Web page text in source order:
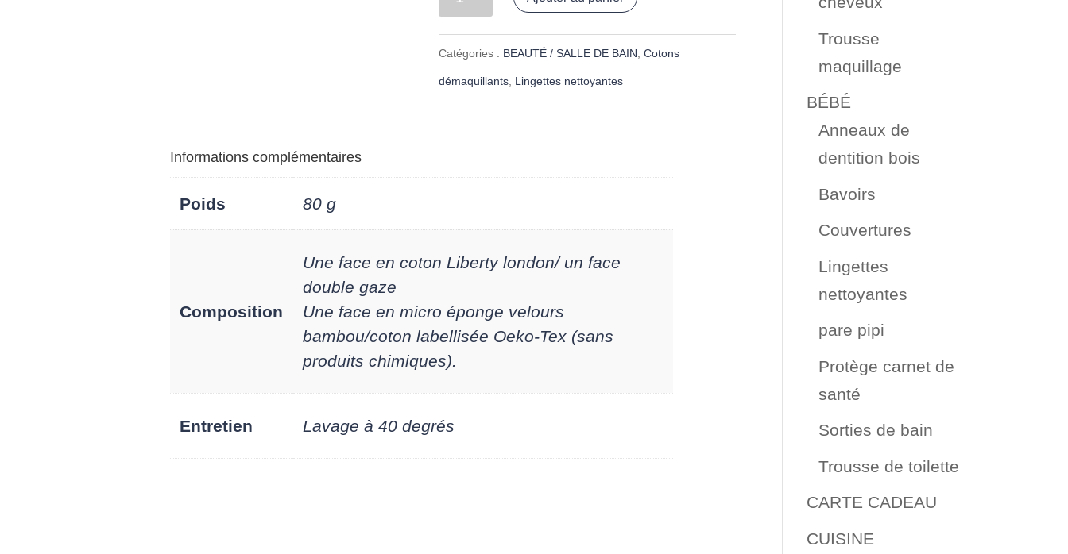
de
Lot
de
Catégories : BEAUTÉ / SALLE DE BAIN Cotons
démaquillants, Lingettes nettoyantes
Informations complémentaires
Poids 80 g
Composition
Une face en coton Liberty london/ un face
double gaze
Une face en micro éponge velours
bambou/coton labellisée Oeko-Tex (sans
produits chimiques).
Entretien Lavage à 40 degrés
Trousse
maquillage
BÉBÉ
Anneaux de
dentition bois
Bavoirs
Couvertures
Lingettes
nettoyantes
pare pipi
Protège carnet de
santé
Sorties de bain
Trousse de toilette
CARTE CADEAU
CUISINE